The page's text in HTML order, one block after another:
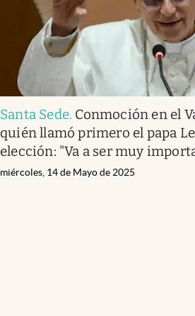
Santa Sede. Conmoción en el
quién llamó primero el papa
elección: "Va a ser muy
miércoles, 14 de Mayo de 2025